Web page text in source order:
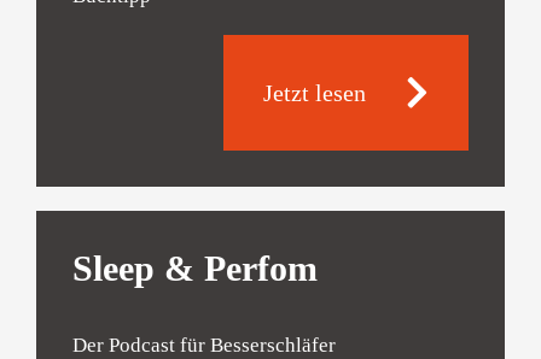
Jetzt lesen
Sleep & Perfom
Der Podcast für Besserschläfer